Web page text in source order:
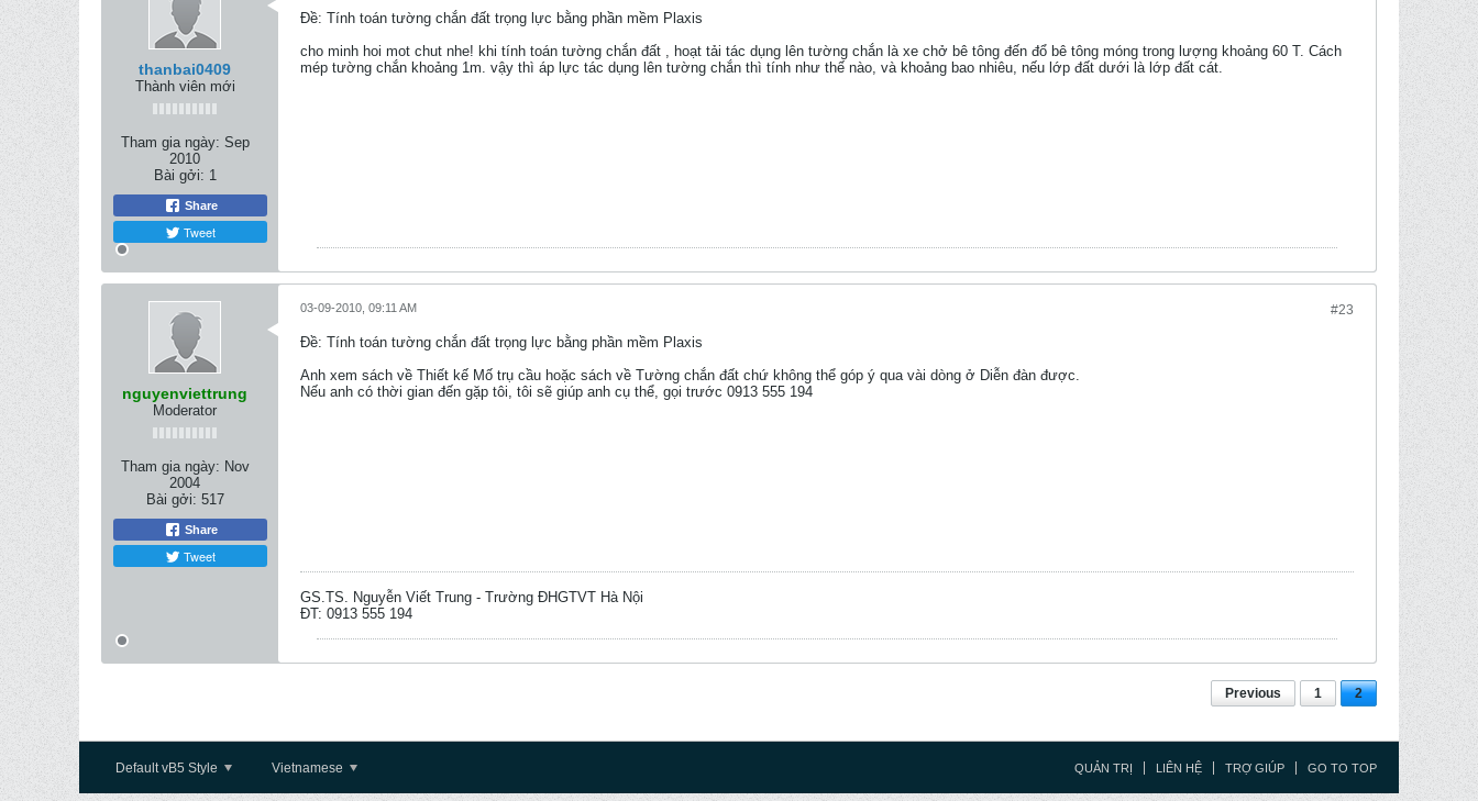
thanbai0409
Thành viên mới
Tham gia ngày: Sep
2010
Bài gởi: 1
Share
Tweet
Ðề: Tính toán tường chắn đất trọng lực bằng phần mềm Plaxis
cho minh hoi mot chut nhe! khi tính toán tường chắn đất , hoạt tải tác dụng lên tường chắn là xe chở bê tông đến đổ bê tông móng trong lượng khoảng 60 T. Cách
mép tường chắn khoảng 1m. vậy thì áp lực tác dụng lên tường chắn thì tính như thế nào, và khoảng bao nhiêu, nếu lớp đất dưới là lớp đất cát.
nguyenviettrung
Moderator
Tham gia ngày: Nov
2004
Bài gởi: 517
Share
Tweet
#23
03-09-2010, 09:11 AM
Ðề: Tính toán tường chắn đất trọng lực bằng phần mềm Plaxis
Anh xem sách về Thiết kế Mố trụ cầu hoặc sách về Tường chắn đất chứ không thể góp ý qua vài dòng ở Diễn đàn được.
Nếu anh có thời gian đến gặp tôi, tôi sẽ giúp anh cụ thể, gọi trước 0913 555 194
GS.TS. Nguyễn Viết Trung - Trường ĐHGTVT Hà Nội
ĐT: 0913 555 194
Previous 1 2
Default vB5 Style Vietnamese QUẢN TRỊ LIÊN HỆ TRỢ GIÚP GO TO TOP